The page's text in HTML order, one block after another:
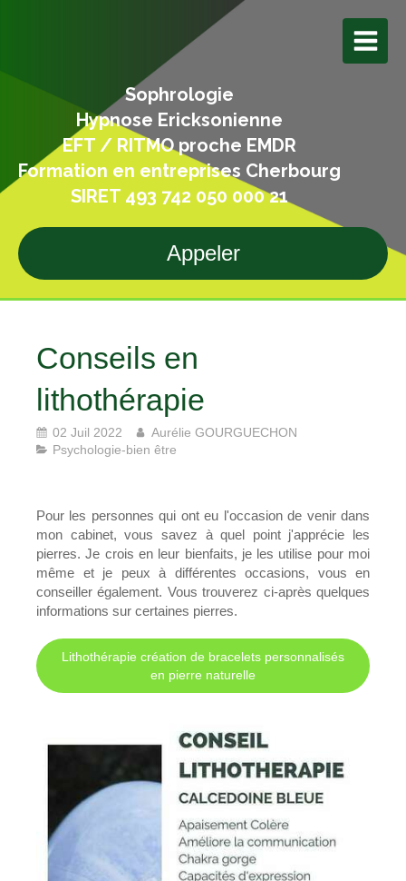
Sophrologie
Hypnose Ericksonienne
EFT / RITMO proche EMDR
Formation en entreprises Cherbourg
SIRET 493 742 050 000 21
Appeler
Conseils en
lithothérapie
02 Juil 2022
Aurélie GOURGUECHON
Psychologie-bien être
Pour les personnes qui ont eu l'occasion de venir dans
mon cabinet, vous savez à quel point j'apprécie les
pierres. Je crois en leur bienfaits, je les utilise pour moi
même et je peux à différentes occasions, vous en
conseiller également. Vous trouverez ci-après quelques
informations sur certaines pierres.
Lithothérapie création de bracelets personnalisés
en pierre naturelle